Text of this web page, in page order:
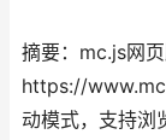
摘要：mc.js网
https://
动模式，支持浏